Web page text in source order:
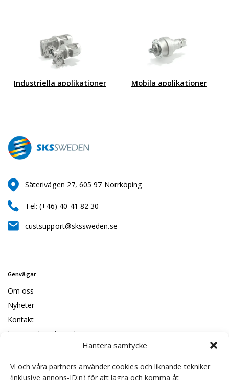
Hantera samtycke
Vi och våra partners använder cookies och liknande tekniker
(inklusive annons-ID:n) för att lagra och komma åt
Industriella applikationer Mobila applikationer
Säterivägen 27, 605 97 Norrköping
Tel: (+46) 40-41 82 30
custsupport@skssweden.se
Genvägar
Om oss
Nyheter
Kontakt
Leveransbestämmelser
ISO certificeringar